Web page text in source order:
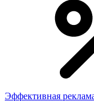
Эффективная